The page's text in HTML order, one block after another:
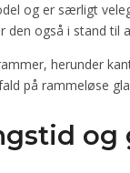
og er særligt
også i stand til
herunder
på rammeløse